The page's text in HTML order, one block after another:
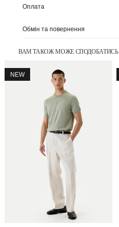
Оплата
Обмін та повернення
ВАМ ТАКОЖ МОЖЕ СПОДОБАТИСЬ
NEW